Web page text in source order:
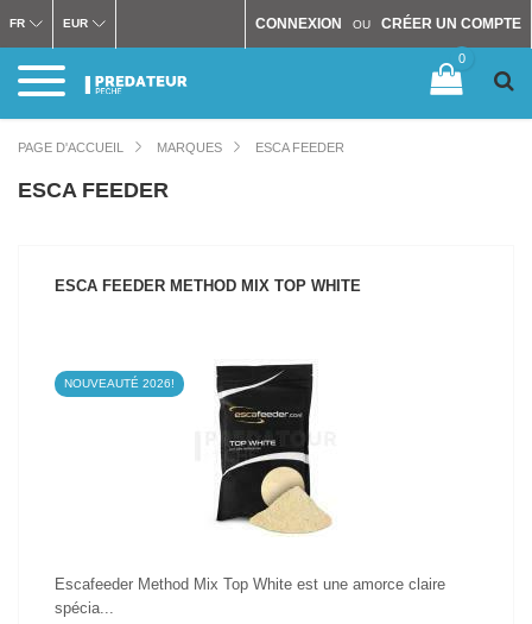
CONNEXION OU CRÉER UN COMPTE
FR EUR
0
PAGE D'ACCUEIL MARQUES ESCA FEEDER
ESCA FEEDER
ESCA FEEDER METHOD MIX TOP WHITE
NOUVEAUTÉ 2026!
VOIR LE PRODUIT
Escafeeder Method Mix Top White est une amorce claire
spécia...